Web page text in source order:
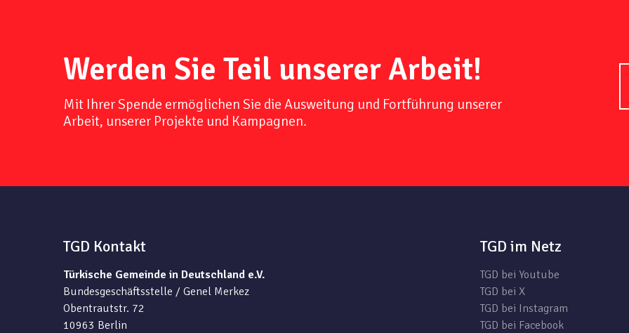
Werden Sie Teil unserer Arbeit!
Mit Ihrer Spende ermöglichen Sie die Ausweitung und Fortführung unserer
Arbeit, unserer Projekte und Kampagnen.
TGD Kontakt
Türkische Gemeinde in Deutschland e.V.
Bundesgeschäftsstelle / Genel Merkez
Obentrautstr. 72
10963 Berlin
TGD im Netz
TGD bei Youtube
TGD bei X
TGD bei Instagram
TGD bei Facebook